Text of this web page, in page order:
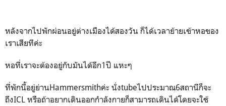
หลังจากไปพักผ่อนอยู่ต่างเมืองได้สองวัน ก็ได้เวลาย้ายเข้าหอของ
เราเสียทีค่ะ
หอที่เราจะต้องอยู่กับมันได้อีก1ปี แหะๆ
ที่พักนี้อยู่ย่านHammersmithค่ะ นั่งtubeไปประมาณ6สถานีก็จะ
ถึงICL หรือถ้าอยากเดินออกกำลังกายก็สามารถเดินได้โดยจะใช้